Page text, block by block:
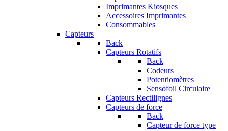
Imprimantes Kiosques
Accessoires Imprimantes
Consommables
Capteurs
Back
Capteurs Rotatifs
Back
Codeurs
Potentiomètres
Sensofoil Circulaire
Capteurs Rectilignes
Capteurs de force
Back
Capteur de force type